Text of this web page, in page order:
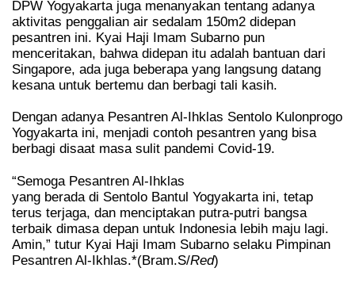
DPW Yogyakarta juga menanyakan tentang adanya
aktivitas penggalian air sedalam 150m2 didepan
pesantren ini. Kyai Haji Imam Subarno pun
menceritakan, bahwa didepan itu adalah bantuan dari
Singapore, ada juga beberapa yang langsung datang
kesana untuk bertemu dan berbagi tali kasih.
Dengan adanya Pesantren Al-Ihklas Sentolo Kulonprogo
Yogyakarta ini, menjadi contoh pesantren yang bisa
berbagi disaat masa sulit pandemi Covid-19.
“Semoga Pesantren Al-Ihklas
yang berada di Sentolo Bantul Yogyakarta ini, tetap
terus terjaga, dan menciptakan putra-putri bangsa
terbaik dimasa depan untuk Indonesia lebih maju lagi.
Amin,” tutur Kyai Haji Imam Subarno selaku Pimpinan
Pesantren Al-Ikhlas.*(Bram.S/Red)